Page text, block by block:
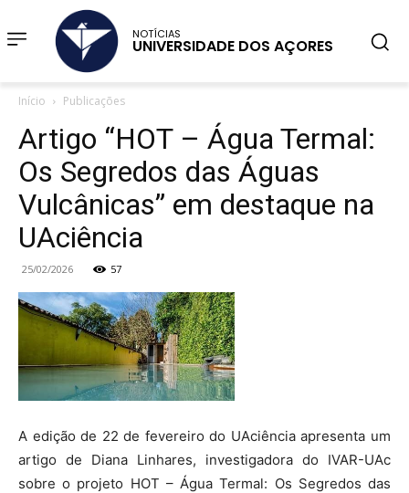
NOTÍCIAS
UNIVERSIDADE DOS AÇORES
Início Publicações
Artigo “HOT – Água Termal:
Os Segredos das Águas
Vulcânicas” em destaque na
UAciência
25/02/2026 57
A edição de 22 de fevereiro do UAciência apresenta um
artigo de Diana Linhares, investigadora do IVAR-UAc
sobre o projeto HOT – Água Termal: Os Segredos das